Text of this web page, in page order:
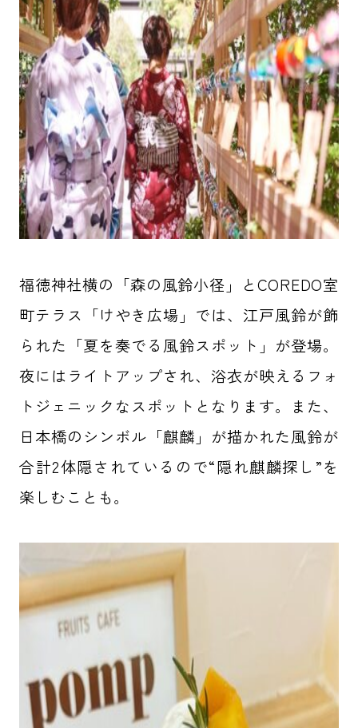
福徳神社横の「森の風鈴小径」とCOREDO室
町テラス「けやき広場」では、江戸風鈴が飾
られた「夏を奏でる風鈴スポット」が登場。
夜にはライトアップされ、浴衣が映えるフォ
トジェニックなスポットとなります。また、
日本橋のシンボル「麒麟」が描かれた風鈴が
合計2体隠されているので“隠れ麒麟探し”を
楽しむことも。